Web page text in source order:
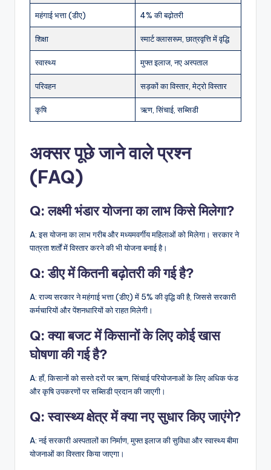
महंगाई भत्ता (डीए) 4% की बढ़ोतरी
शिक्षा स्मार्ट क्लासरूम, छात्रवृत्ति में वृद्धि
स्वास्थ्य मुफ्त इलाज, नए अस्पताल
परिवहन सड़कों का विस्तार, मेट्रो विस्तार
कृषि ऋण, सिंचाई, सब्सिडी
अक्सर पूछे जाने वाले प्रश्न
(FAQ)
Q:लक्ष्मी भंडार योजना का लाभ किसे मिलेगा?
A: इस योजना का लाभ गरीब और मध्यमवर्गीय महिलाओं को मिलेगा। सरकार ने
पात्रता शर्तों में विस्तार करने की भी योजना बनाई है।
Q:डीए में कितनी बढ़ोतरी की गई है?
A: राज्य सरकार ने महंगाई भत्ता (डीए) में 5% की वृद्धि की है, जिससे सरकारी
कर्मचारियों और पेंशनधारियों को राहत मिलेगी।
Q:क्या बजट में किसानों के लिए कोई खास
घोषणा की गई है?
A: हाँ, किसानों को सस्ते दरों पर ऋण, सिंचाई परियोजनाओं के लिए अधिक फंड
और कृषि उपकरणों पर सब्सिडी प्रदान की जाएगी।
Q:स्वास्थ्य क्षेत्र में क्या नए सुधार किए जाएंगे?
A: नई सरकारी अस्पतालों का निर्माण, मुफ्त इलाज की सुविधा और स्वास्थ्य बीमा
योजनाओं का विस्तार किया जाएगा।